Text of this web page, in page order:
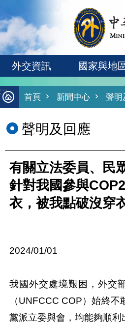
外交資訊 國家與地
:::
首頁 新聞中心 聲明
聲明及回應
有關立法委員、民
針對我國參與
衣，被我點破沒穿
2024/01/01
我國外交處境艱困，外交
（UNFCCC COP）始終
黨派立委與會，均能夠順利